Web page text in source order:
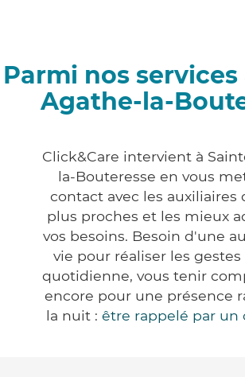
Parmi nos services
Agathe-la-
Click&Care intervient à
la-Bouteresse en vous
contact avec les auxiliaires
plus proches et les mieux
vos besoins. Besoin d'une
vie pour réaliser les gestes
quotidienne, vous tenir
encore pour une présence
la nuit : être rappelé par un